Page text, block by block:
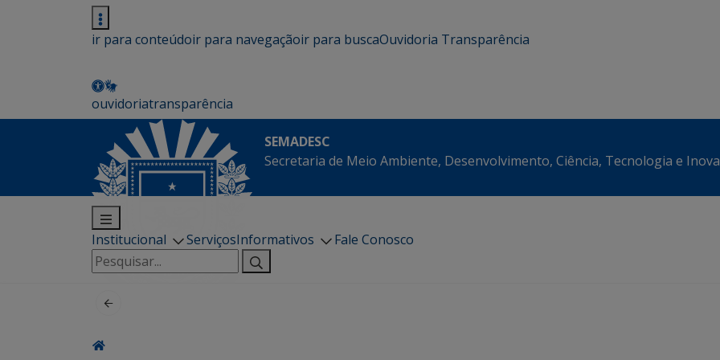
ir para conteúdoir para navegaçãoir para buscaOuvidoria Transparência
ouvidoriatransparência
SEMADESC
Secretaria de Meio Ambiente, Desenvolvimento, Ciência, Tecnologia e
Institucional ServiçosInformativos
Fale Conosco
Pesquisar
por: